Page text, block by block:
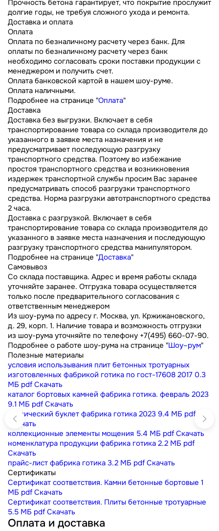
Прочность бетона гарантирует, что покрытие прослужит
долгие годы, не требуя сложного ухода и ремонта.
Доставка и оплата
Оплата
Оплата по безналичному расчету через банк. Для
оплаты по безналичному расчету через банк
необходимо согласовать сроки поставки продукции с
менеджером и получить счет.
Оплата банковской картой в нашем шоу-руме.
Оплата наличными.
Подробнее на странице "Оплата"
Доставка
Доставка без выгрузки. Включает в себя
транспортирование товара со склада производителя до
указанного в заявке места назначения и не
предусматривает последующую разгрузку
транспортного средства. Поэтому во избежание
простоя транспортного средства и возникновения
издержек транспортной службы просим Вас заранее
предусматривать способ разгрузки транспортного
средства. Норма разгрузки автотранспортного средства
2 часа.
Доставка с разгрузкой. Включает в себя
транспортирование товара со склада производителя до
указанного в заявке места назначения и последующую
разгрузку транспортного средства манипулятором.
Подробнее на странице "Доставка"
Самовывоз
Со склада поставщика. Адрес и время работы склада
уточняйте заранее. Отгрузка товара осуществляется
только после предварительного согласования с
ответственным менеджером
Из шоу-рума по адресу г. Москва, ул. Кржижановского,
д. 29, корп. 1. Наличие товара и возможность отгрузки
из шоу-рума уточняйте по телефону +7(495) 660-07-90.
Подробнее о работе шоу-рума на странице "Шоу–рум"
Полезные материалы
условия использывания плит бетонных тротуарных
изготовленных фабрикой готика по гост-17608 2017 0.3
МБ pdf Скачать
каталог бортовых камней фабрика готика. февраль 2023
9.1 МБ pdf Скачать
технический буклет фабрика готика 2023 9.4 МБ pdf
Скачать
коллекционные элементы мощения 5.4 МБ pdf Скачать
номенклатура продукции фабрика готика 2.2 МБ pdf
Скачать
прайс-лист фабрика готика 3.2 МБ pdf Скачать
Сертификаты
Сертификат соответствия. Камни бетонные бортовые 1
МБ pdf Скачать
Сертификат соответствия. Плиты бетонные тротуарные
5.5 МБ pdf Скачать
Оплата и доставка